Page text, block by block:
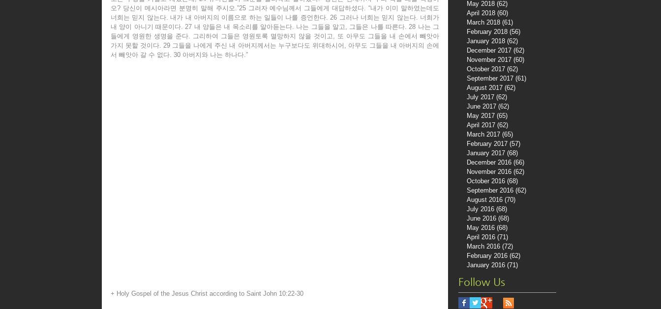
May 2018 (62)
April 2018 (60)
March 2018 (61)
February 2018 (56)
January 2018 (62)
December 2017 (62)
November 2017 (60)
October 2017 (62)
September 2017 (61)
August 2017 (62)
July 2017 (62)
June 2017 (62)
May 2017 (65)
April 2017 (62)
March 2017 (65)
February 2017 (57)
January 2017 (68)
December 2016 (66)
November 2016 (62)
October 2016 (68)
September 2016 (62)
August 2016 (70)
July 2016 (68)
June 2016 (68)
May 2016 (68)
April 2016 (71)
March 2016 (72)
February 2016 (62)
January 2016 (71)
Follow Us
오? 당신이 메시아라면 분명히 말해 주시오.”25 그러자 예수님께서 그들에게 대답하셨다. “내가 이미 말하였는데도
너희는 믿지 않는다. 내가 내 아버지의 이름으로 하는 일들이 나를 증언한다. 26 그러나 너희는 믿지 않는다. 너희가
내 양이 아니기 때문이다. 27 내 양들은 내 목소리를 알아듣는다. 나는 그들을 알고, 그들은 나를 따른다. 28 나는 그
들에게 영원한 생명을 준다. 그리하여 그들은 영원토록 멸망하지 않을 것이고, 또 아무도 그들을 내 손에서 빼앗아
가지 못할 것이다. 29 그들을 나에게 주신 내 아버지께서는 누구보다도 위대하시어, 아무도 그들을 내 아버지의 손에
서 빼앗아 갈 수 없다. 30 아버지와 나는 하나다.”
+ Holy Gospel of the Jesus Christ according to Saint John 10:22-30